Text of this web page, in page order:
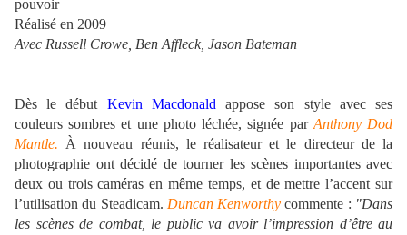
Réalisé en 2009
Avec Russell Crowe, Ben Affleck, Jason Bateman
Dès le début Kevin Macdonald appose son style avec ses
couleurs sombres et une photo léchée, signée par Anthony Dod
Mantle. À nouveau réunis, le réalisateur et le directeur de la
photographie ont décidé de tourner les scènes importantes avec
deux ou trois caméras en même temps, et de mettre l’accent sur
l’utilisation du Steadicam. Duncan Kenworthy commente : "Dans
les scènes de combat, le public va avoir l’impression d’être au